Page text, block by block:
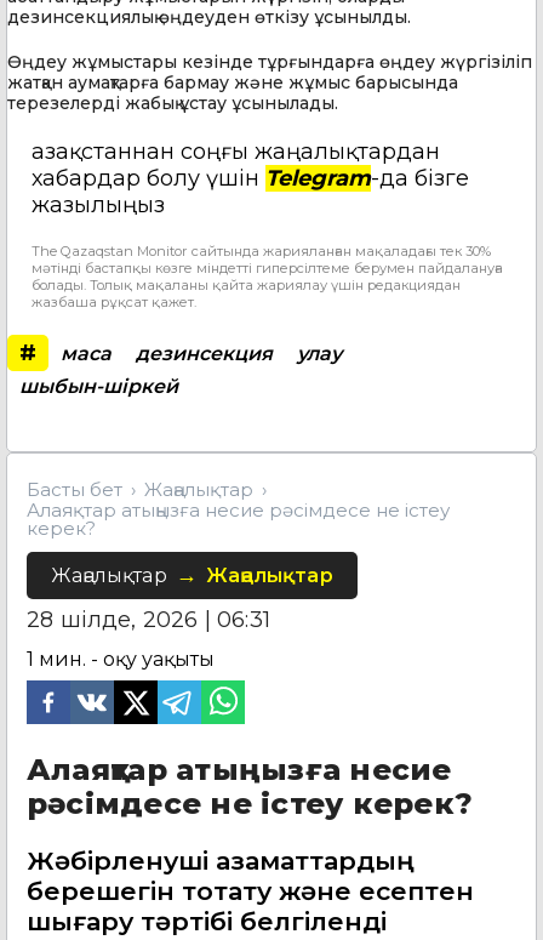
дезинсекциялық өңдеуден өткізу ұсынылды.
Өңдеу жұмыстары кезінде тұрғындарға өңдеу жүргізіліп
жатқан аумақтарға бармау және жұмыс барысында
терезелерді жабық ұстау ұсынылады.
Қазақстаннан соңғы жаңалықтардан
хабардар болу үшін Telegram-да бізге
жазылыңыз
The Qazaqstan Monitor сайтында жарияланған мақаладағы тек 30%
мәтінді бастапқы көзге міндетті гиперсілтеме берумен пайдалануға
болады. Толық мақаланы қайта жариялау үшін редакциядан
жазбаша рұқсат қажет.
# маса дезинсекция
улау
шыбын-шіркей
Басты бет
Жаңалықтар
Алаяқтар атыңызға несие рәсімдесе не істеу
керек?
Жаңалықтар Жаңалықтар
28 шілде, 2026 | 06:31
1 мин. - оқу уақыты
Алаяқтар атыңызға несие
рәсімдесе не істеу керек?
Жәбірленуші азаматтардың
берешегін тоқтату және есептен
шығару тәртібі белгіленді